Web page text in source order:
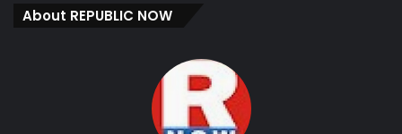
About REPUBLIC NOW